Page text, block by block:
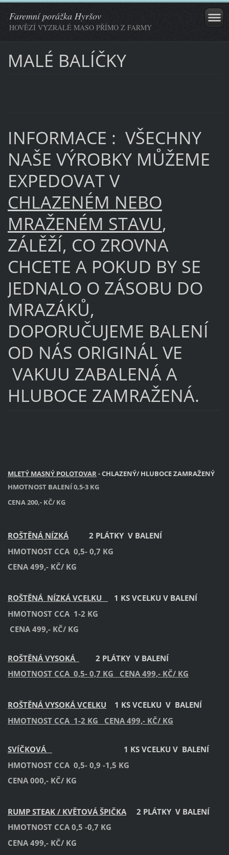
Faremní porážka Hyršov
HOVĚZÍ VYZRÁLÉ MASO PŘÍMO Z FARMY
MALÉ BALÍČKY
INFORMACE : VŠECHNY
NAŠE VÝROBKY MŮŽEME
EXPEDOVAT V
CHLAZENÉM NEBO
MRAŽENÉM STAVU,
ZÁLĚŽÍ, CO ZROVNA
CHCETE A POKUD BY SE
JEDNALO O ZÁSOBU DO
MRAZÁKŮ,
DOPORUČUJEME BALENÍ
OD NÁS ORIGINÁL VE
VAKUU ZABALENÁ A
HLUBOCE ZAMRAŽENÁ.
MLETÝ MASNÝ POLOTOVAR - CHLAZENÝ/ HLUBOCE ZAMRAŽENÝ
HMOTNOST BALENÍ 0,5-3 KG
CENA 200,- KČ/ KG
ROŠTĚNÁ NÍZKÁ2 PLÁTKY V BALENÍ
HMOTNOST CCA 0,5- 0,7 KG
CENA 499,- KČ/ KG
ROŠTĚNÁ NÍZKÁ VCELKU
1 KS VCELKU V BALENÍ
HMOTNOST CCA 1-2 KG
CENA 499,- KČ/ KG
ROŠTĚNÁ VYSOKÁ
2 PLÁTKY V BALENÍ
HMOTNOST CCA 0,5- 0,7 KG CENA 499,- KČ/ KG
ROŠTĚNÁ VYSOKÁ VCELKU 1 KS VCELKU V BALENÍ
HMOTNOST CCA 1-2 KG CENA 499,- KČ/ KG
SVÍČKOVÁ
1 KS VCELKU V BALENÍ
HMOTNOST CCA 0,5- 0,9 -1,5 KG
CENA 000,- KČ/ KG
RUMP STEAK / KVĚTOVÁ ŠPIČKA2 PLÁTKY V BALENÍ
HMOTNOST CCA 0,5 -0,7 KG
CENA 499,- KČ/ KG